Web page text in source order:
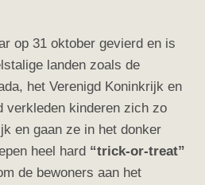
op 31 oktober gevierd en is
landen zoals de
het Verenigd Koninkrijk en
verkleden kinderen zich zo
en gaan ze in het donker
heel hard “trick-or-treat”
de bewoners aan het